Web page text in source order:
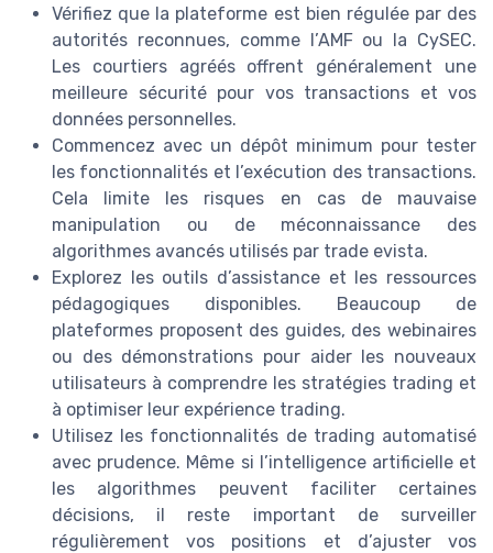
Vérifiez que la plateforme est bien régulée par des
autorités reconnues, comme l’AMF ou la CySEC.
Les courtiers agréés offrent généralement une
meilleure sécurité pour vos transactions et vos
données personnelles.
Commencez avec un dépôt minimum pour tester
les fonctionnalités et l’exécution des transactions.
Cela limite les risques en cas de mauvaise
manipulation ou de méconnaissance des
algorithmes avancés utilisés par trade evista.
Explorez les outils d’assistance et les ressources
pédagogiques disponibles. Beaucoup de
plateformes proposent des guides, des webinaires
ou des démonstrations pour aider les nouveaux
utilisateurs à comprendre les stratégies trading et
à optimiser leur expérience trading.
Utilisez les fonctionnalités de trading automatisé
avec prudence. Même si l’intelligence artificielle et
les algorithmes peuvent faciliter certaines
décisions, il reste important de surveiller
régulièrement vos positions et d’ajuster vos